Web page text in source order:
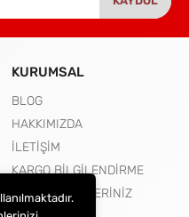
KURUMSAL
BLOG
HAKKIMIZDA
İLETİŞİM
KARGO BİLGİLENDİRME
MERAK ETTİKLERİNİZ